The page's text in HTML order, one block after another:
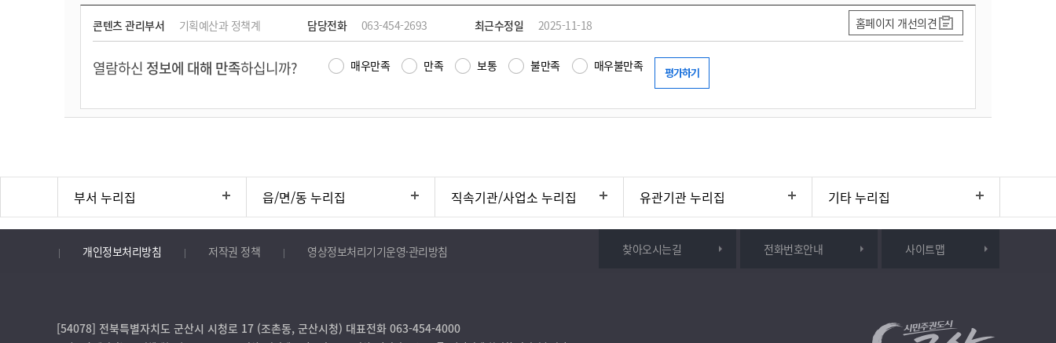
콘텐츠 관리부서 기획예산과 정책계 담당전화 063-454-2693 최근수정일 2025-11-18 홈페이지 개선의견
열람하신 정보에 대해 만족하십니까? 매우만족 만족 보통 불만족 매우불만족
부서 누리집 읍/면/동 누리집 직속기관/사업소 누리집 유관기관 누리집 기타 누리집
개인정보처리방침 저작권 정책 영상정보처리기기운영·관리방침 찾아오시는길 전화번호안내 사이트맵
[54078] 전북특별자치도 군산시 시청로 17 (조촌동, 군산시청) 대표전화 063-454-4000